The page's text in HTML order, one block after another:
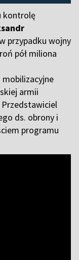
kontrolę
przypadku wojny
pół miliona
armii
Przedstawiciel
ds. obrony i
programu